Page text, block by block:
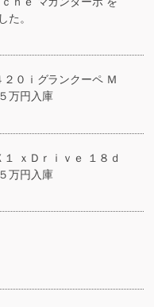
た。
０ｉグランクーペ Ｍ
万円入庫
ｘＤｒｉｖｅ １８ｄ
万円入庫